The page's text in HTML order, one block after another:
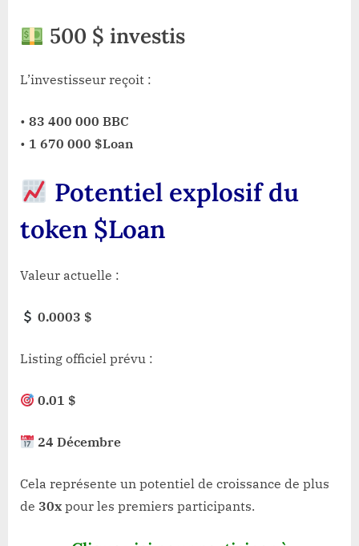
500 $ investis
L’investisseur reçoit :
• 83 400 000 BBC
• 1 670 000 $Loan
Potentiel explosif du
token $Loan
Valeur actuelle :
0.0003 $
Listing officiel prévu :
0.01 $
24 Décembre
Cela représente un potentiel de croissance de plus
de 30x pour les premiers participants.